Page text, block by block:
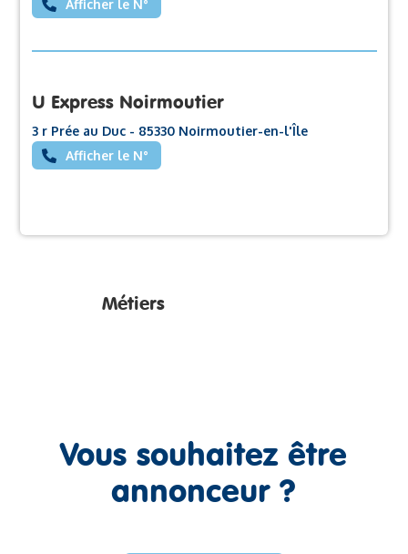
Afficher le N°
U Express Noirmoutier
3 r Prée au Duc - 85330 Noirmoutier-en-l'Île
Afficher le N°
Métiers
Vous souhaitez être
annonceur ?